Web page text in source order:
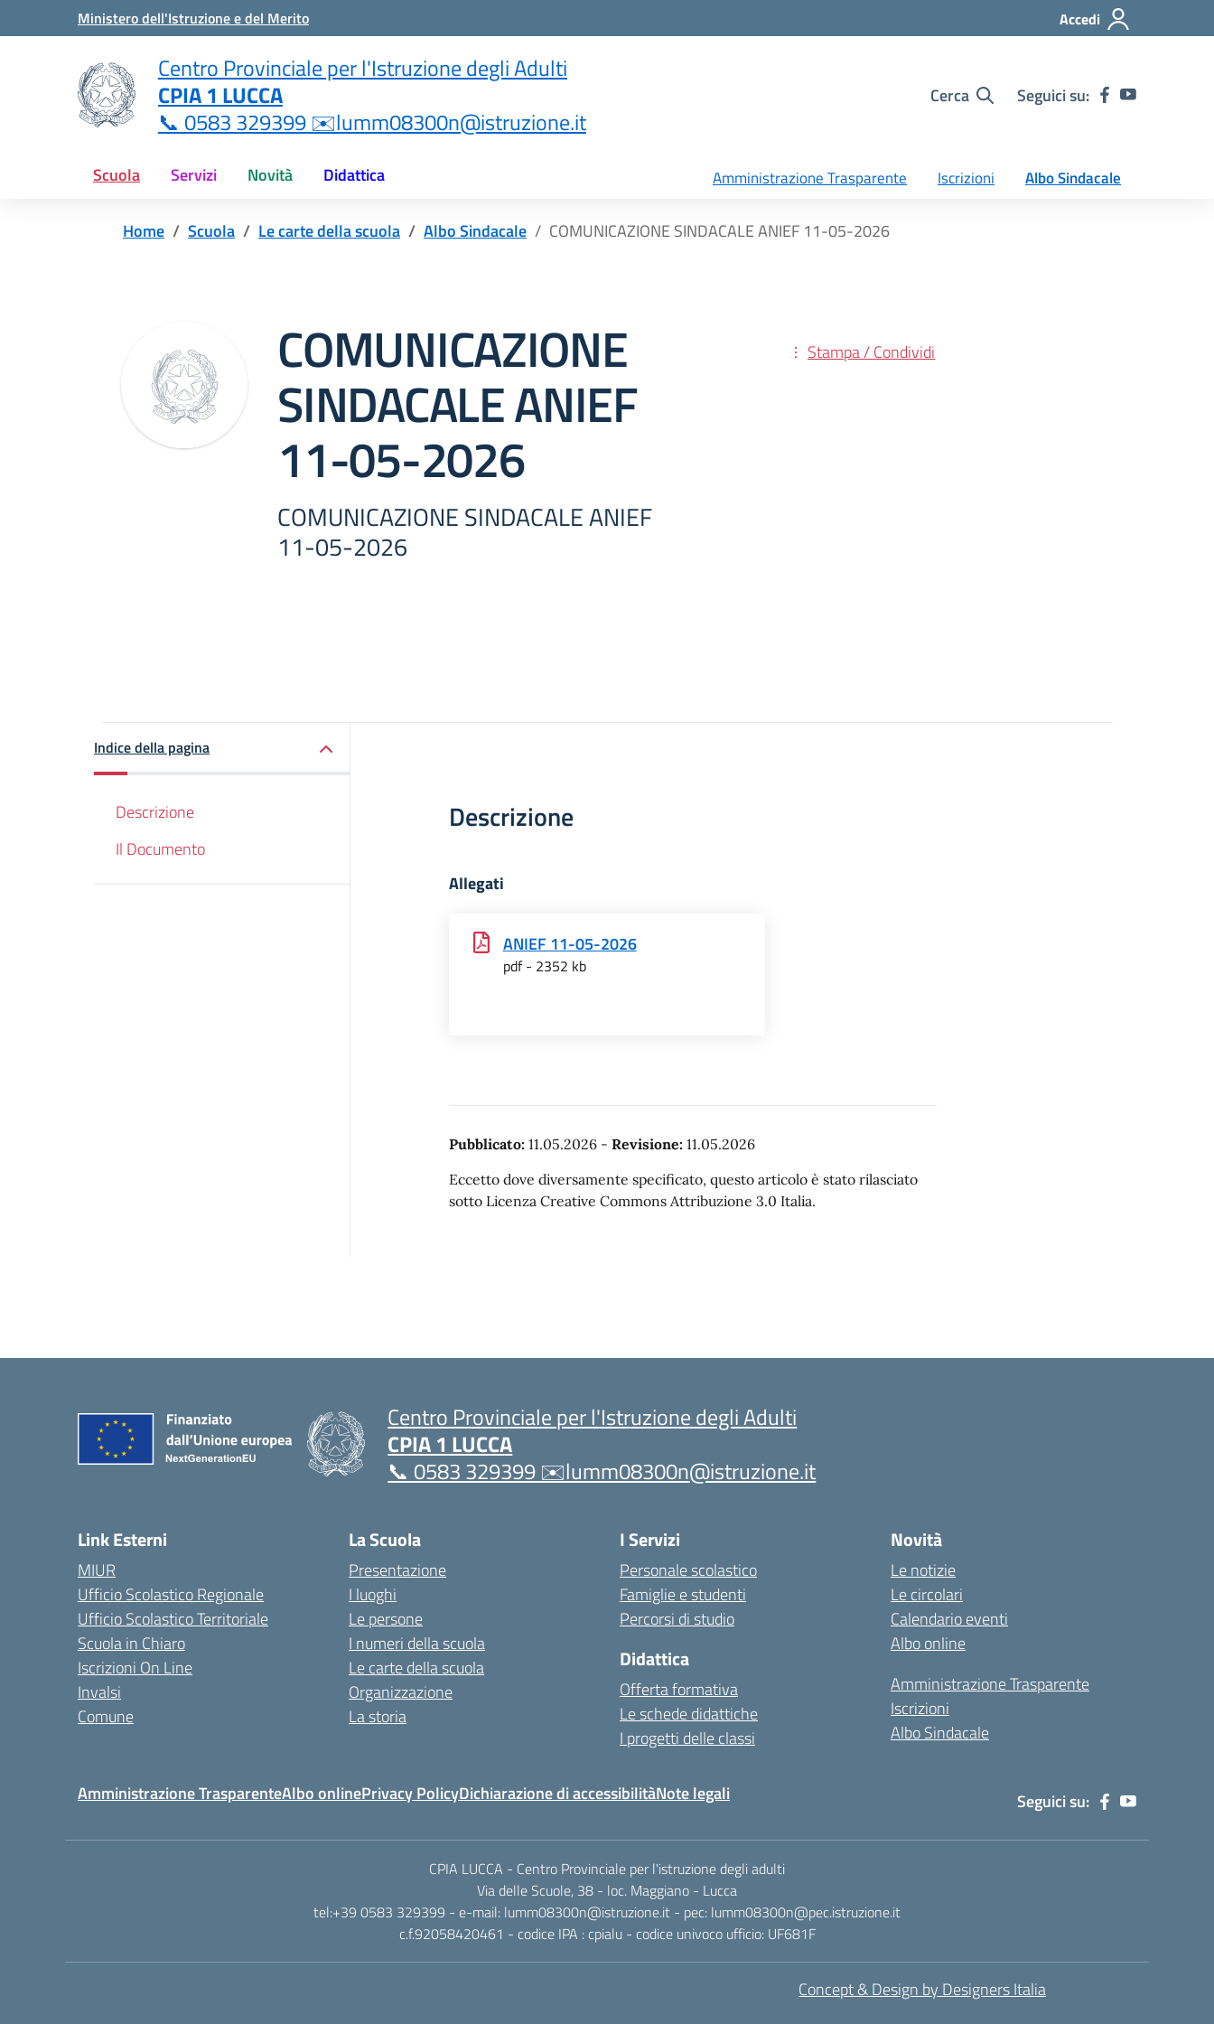
Vai ai contenuti
Vai al menu di navigazione
Ministero dell'Istruzione e del Merito Accedi
Centro Provinciale per l'Istruzione degli Adulti
CPIA 1 LUCCA
📞 0583 329399 ✉️lumm08300n@istruzione.it
Cerca Seguici su:
Scuola Servizi Novità Didattica Amministrazione Trasparente Iscrizioni Albo Sindacale
Home Scuola Le carte della scuola Albo Sindacale COMUNICAZIONE SINDACALE ANIEF 11-05-2026
COMUNICAZIONE
SINDACALE ANIEF
11-05-2026
COMUNICAZIONE SINDACALE ANIEF
11-05-2026
Stampa / Condividi
Indice della pagina
Descrizione
Il Documento
Descrizione
Allegati
ANIEF 11-05-2026
pdf - 2352 kb
Pubblicato: 11.05.2026 - Revisione: 11.05.2026
Eccetto dove diversamente specificato, questo articolo è stato rilasciato
sotto Licenza Creative Commons Attribuzione 3.0 Italia.
Centro Provinciale per l'Istruzione degli Adulti
CPIA 1 LUCCA
📞 0583 329399 ✉️lumm08300n@istruzione.it
Link Esterni
MIUR
Ufficio Scolastico Regionale
Ufficio Scolastico Territoriale
Scuola in Chiaro
Iscrizioni On Line
Invalsi
Comune
La Scuola
Presentazione
I luoghi
Le persone
I numeri della scuola
Le carte della scuola
Organizzazione
La storia
I Servizi
Personale scolastico
Famiglie e studenti
Percorsi di studio
Didattica
Offerta formativa
Le schede didattiche
I progetti delle classi
Novità
Le notizie
Le circolari
Calendario eventi
Albo online
Amministrazione Trasparente
Iscrizioni
Albo Sindacale
Amministrazione TrasparenteAlbo onlinePrivacy PolicyDichiarazione di accessibilitàNote legali Seguici su:
CPIA LUCCA - Centro Provinciale per l'istruzione degli adulti
Via delle Scuole, 38 - loc. Maggiano - Lucca
tel:+39 0583 329399 - e-mail: lumm08300n@istruzione.it - pec: lumm08300n@pec.istruzione.it
c.f.92058420461 - codice IPA : cpialu - codice univoco ufficio: UF681F
Concept & Design by Designers Italia